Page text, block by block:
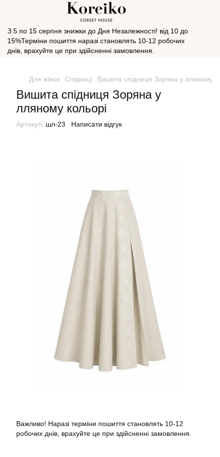
З 5 по 15 серпня знижки до Дня Незалежності! від 10 до
15%Терміни пошиття наразі становлять 10-12 робочих
днів, врахуйте це при здійсненні замовлення.
Для жінок Спідниці Вишита спідниця Зоряна у лляному
Вишита спідниця Зоряна у
лляному кольорі
Артикул: шл-23 Написати відгук
Важливо! Наразі терміни пошиття становлять 10-12
робочих днів, врахуйте це при здійсненні замовлення.